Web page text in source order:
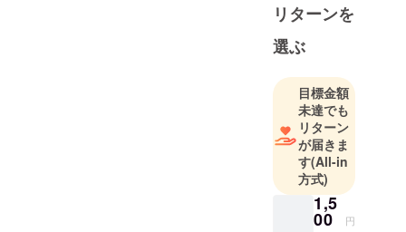
リターンを
選ぶ
目標金額
未達でも
リターン
が届きま
す(All-in
方式)
1,5
00 円